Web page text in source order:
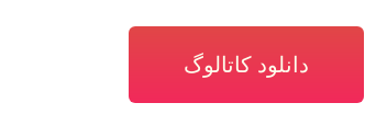
دانلود کاتالوگ